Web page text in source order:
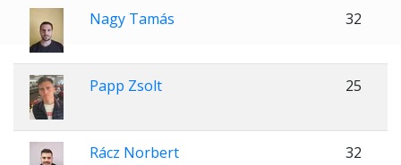
Nagy Tamás 32
Papp Zsolt 25
Rácz Norbert 32